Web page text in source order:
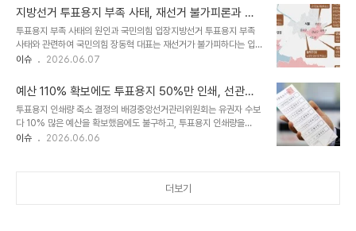
를 진행할 예정입니다. 순번상 국민의힘..
고 지적했습니다. 대통령의 후속 조치 및 국회에 대한 요청 사항대통령
은 국회에 투표용지 부족 사태의 진상 규명과 재발 방지 대책 마련을
위한 국정조사 추진을 요청했습니다. 또한 선관위에 대한 근본적인 제
도 개선 논의도 함께 진행해 줄 것을 당부했습니다. 정부 차원에서도
가능한 모든 조치를 강구하겠다고 밝혔습니다. 선관위에 대한 쇄신 요
구성을 지시하여 책임 소재를 ..
지방선거 투표용지 부족 사태, 재선거 불가피론과 여
야 공방 심화
투표용지 부족 사태의 원인과 국민의힘 입장지방선거 투표용지 부족
사태와 관련하여 국민의힘 장동혁 대표는 재선거가 불가피하다는 입
장을 표명했습니다. 장 대표는 국정조사, 여당 추천 특검, 선관위 직원
선거는 피할 수 없는 문제가 되었다고 강조했습니다. 더불어민주당의
반박과 요구사항더불어민주당은 국민의힘의 주장을 정치적 입지를 위
한 정치쇼라고 비판하며 반박했습니다. 민주당은 국정조사나 특검을
위한 원구성부터 협조할 것을 국민의힘에 요구했습니다. 이는 사태 해
결을 위한 실질적인 조치를 우선해야 한다는 입장으로 해석됩니다. 향
이슈 2026.06.07
예산 110% 확보에도 투표용지 50%만 인쇄, 선관위
결정 배경 분석
투표용지 인쇄량 축소 결정의 배경중앙선거관리위원회는 유권자 수보
다 10% 많은 예산을 확보했음에도 불구하고, 투표용지 인쇄량을
50%로 축소하는 결정을 내렸습니다. 이는 사전투표율이 높은 지역
인쇄량 축소 지침을 따른 송파구에서는 투표 대란이 발생했지만, 다른
이슈 2026.06.06
더보기